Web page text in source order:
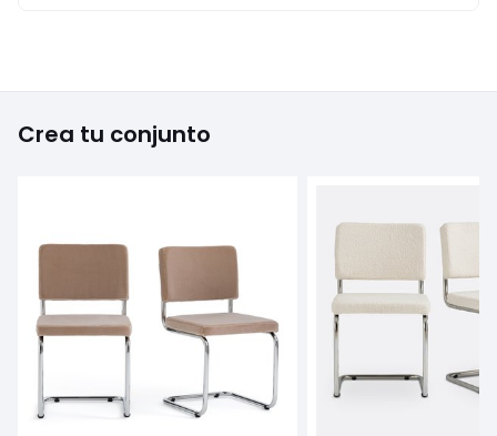
Crea tu conjunto